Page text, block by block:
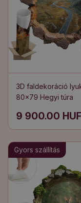
3D faldekoráció
80x79 Hegyi túra
9 900.00 HUF
Gyors szállítás